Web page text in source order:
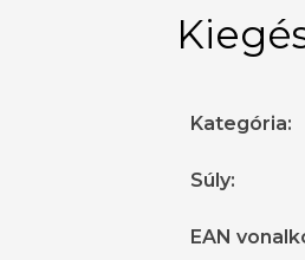
Kategória:
Súly:
EAN